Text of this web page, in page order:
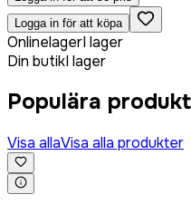
Logga in för att köpa
OnlinelagerI lager
Din butikI lager
Populära
Visa allaVisa alla produkter